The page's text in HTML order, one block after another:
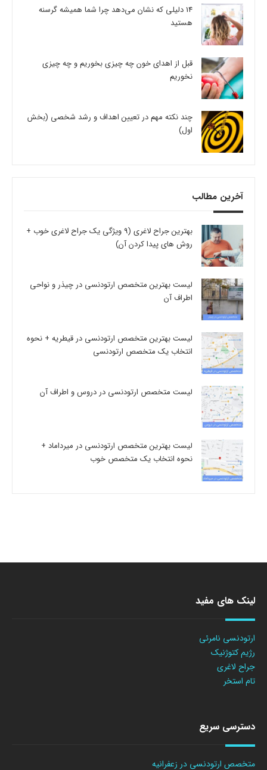
14 دلیلی که نشان می‌دهد چرا شما همیشه گرسنه
هستید
قبل از اهدای خون چه چیزی بخوریم و چه چیزی
نخوریم
چند نکته مهم در تعیین اهداف و رشد شخصی (بخش
اول)
آخرین مطالب
بهترین جراح لاغری (9 ویژگی یک جراح لاغری خوب +
روش های پیدا کردن آن)
لیست بهترین متخصص ارتودنسی در چیذر و نواحی
اطراف آن
لیست بهترین متخصص ارتودنسی در قیطریه + نحوه
انتخاب یک متخصص ارتودنسی
لیست متخصص ارتودنسی در دروس و اطراف آن
لیست بهترین متخصص ارتودنسی در میرداماد +
نحوه انتخاب یک متخصص خوب
لینک های مفید
ارتودنسی نامرئی
رژیم کتوژنیک
جراح لاغری
تام استخر
دسترسی سریع
متخصص ارتودنسی در زعفرانیه